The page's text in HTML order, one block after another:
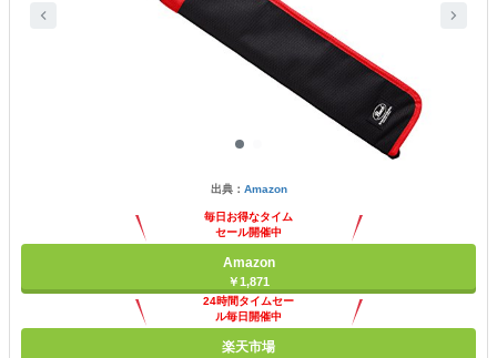
出典： Amazon
毎日お得なタイム
セール開催中
Amazon
￥1,871
24時間タイムセー
ル毎日開催中
楽天市場